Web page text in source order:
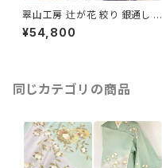
翠山工房 辻が花 絞り 銀通し 訪
問着 袷 正絹 紫 ピンク パステ
ル 1161
¥54,800
同じカテゴリの商品